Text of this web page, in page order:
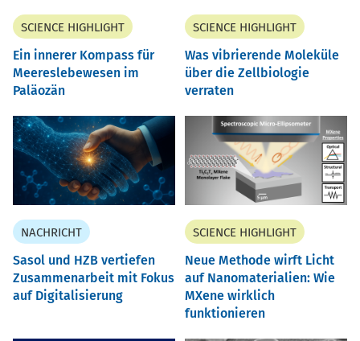
SCIENCE HIGHLIGHT
Ein innerer Kompass für
Meereslebewesen im
Paläozän
SCIENCE HIGHLIGHT
Was vibrierende Moleküle
über die Zellbiologie
verraten
NACHRICHT
Sasol und HZB vertiefen
Zusammenarbeit mit Fokus
auf Digitalisierung
SCIENCE HIGHLIGHT
Neue Methode wirft Licht
auf Nanomaterialien: Wie
MXene wirklich
funktionieren